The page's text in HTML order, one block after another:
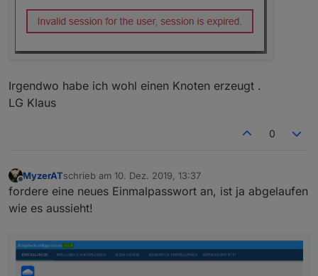
Irgendwo habe ich wohl einen Knoten erzeugt .
LG Klaus
0
Offline
MyzerATschrieb am 10. Dez. 2019, 13:37
zuletzt editiert von
fordere eine neues Einmalpasswort an, ist ja abgelaufen
wie es aussieht!